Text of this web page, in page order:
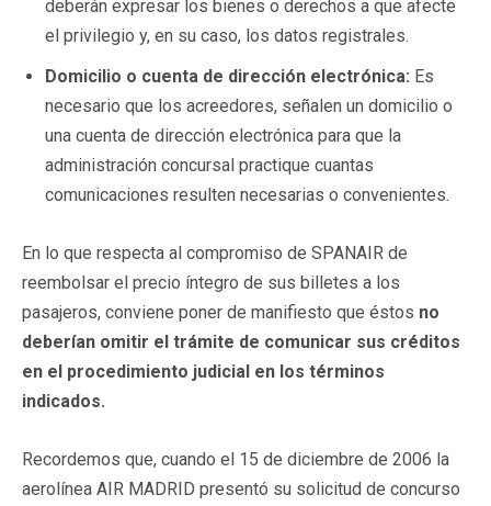
deberán expresar los bienes o derechos a que afecte
el privilegio y, en su caso, los datos registrales.
Domicilio o cuenta de dirección electrónica: Es
necesario que los acreedores, señalen un domicilio o
una cuenta de dirección electrónica para que la
administración concursal practique cuantas
comunicaciones resulten necesarias o convenientes.
En lo que respecta al compromiso de SPANAIR de
reembolsar el precio íntegro de sus billetes a los
pasajeros, conviene poner de manifiesto que éstos no
deberían omitir el trámite de comunicar sus créditos
en el procedimiento judicial en los términos
indicados.
Recordemos que, cuando el 15 de diciembre de 2006 la
aerolínea AIR MADRID presentó su solicitud de concurso